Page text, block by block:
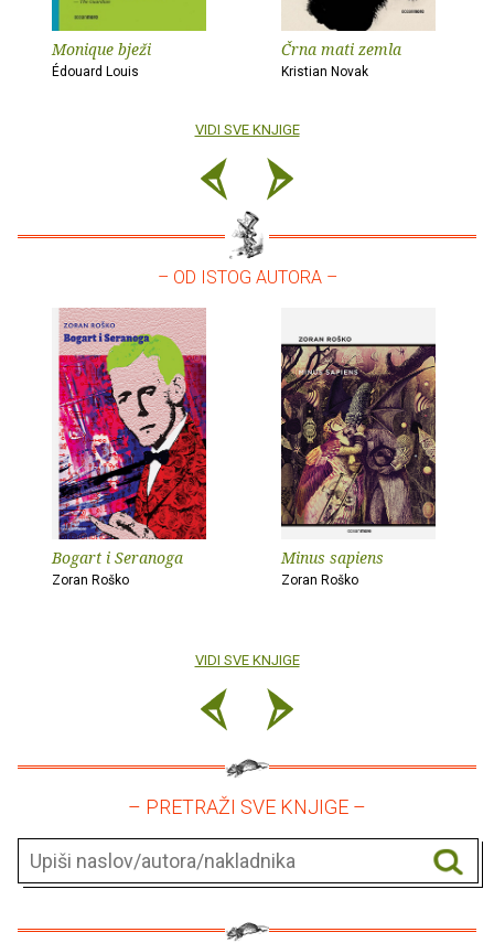
Monique bježi
Édouard Louis
Črna mati zemla
Kristian Novak
VIDI SVE KNJIGE
– OD ISTOG AUTORA –
Bogart i Seranoga
Zoran Roško
Minus sapiens
Zoran Roško
VIDI SVE KNJIGE
– PRETRAŽI SVE KNJIGE –